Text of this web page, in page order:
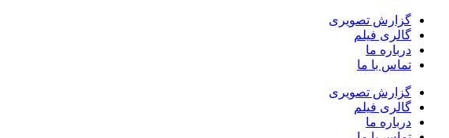
گزارش تصویری
گالری فیلم
درباره ما
تماس با ما
گزارش تصویری
گالری فیلم
درباره ما